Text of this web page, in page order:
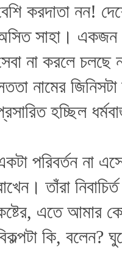
করদাতা নন!
সাহা। একজন
না করলে চলছে
নামের
হচ্ছিল
পরিবর্তন না
তাঁরা
এতে আমার
কি,